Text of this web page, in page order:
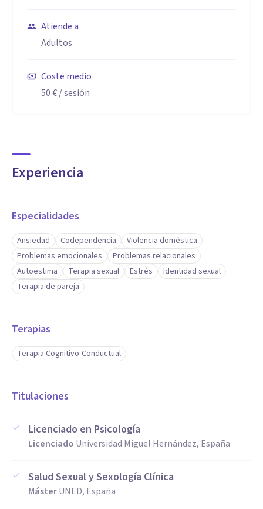
Atiende a
Adultos
Coste medio
50 €/ sesión
Experiencia
Especialidades
Ansiedad Codependencia
Violencia doméstica
Problemas emocionales
Problemas relacionales
Autoestima
Terapia sexual Estrés
Identidad sexual
Terapia de pareja
Terapias
Terapia Cognitivo-Conductual
Titulaciones
Licenciado en Psicología
Licenciado Universidad Miguel Hernández, España
Salud Sexual y Sexología Clínica
MásterUNED, España